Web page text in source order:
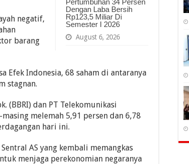
Pertumbuhan 34 Persen
Dengan Laba Bersih
Rp123,5 Miliar Di
Semester I 2026
August 6, 2026
negatif,
barang
Efek Indonesia, 68 saham di antaranya
stagnan.
(BBRI) dan PT Telekomunikasi
melemah 5,91 persen dan 6,78
hari ini.
AS yang kembali memangkas
menjaga perekonomian negaranya